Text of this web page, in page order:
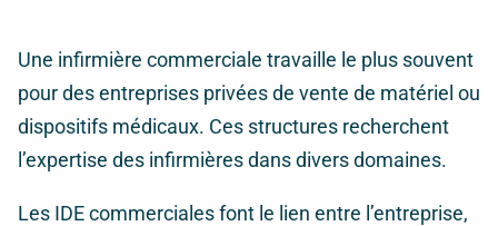
Une infirmière commerciale travaille le plus souvent
pour des entreprises privées de vente de matériel ou
dispositifs médicaux. Ces structures recherchent
l’expertise des infirmières dans divers domaines.
Les IDE commerciales font le lien entre l’entreprise,